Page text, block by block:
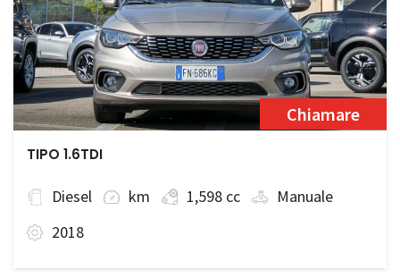
Chiamare
TIPO 1.6TDI
Diesel km 1,598 cc
Manuale
2018